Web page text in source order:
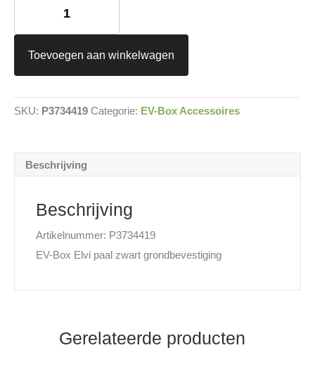
Paal
Zwart
Grondbevestiging
aantal
Toevoegen aan winkelwagen
SKU: P3734419 Categorie: EV-Box Accessoires
Beschrijving
Beschrijving
Artikelnummer: P3734419
EV-Box Elvi paal zwart grondbevestiging
Gerelateerde producten